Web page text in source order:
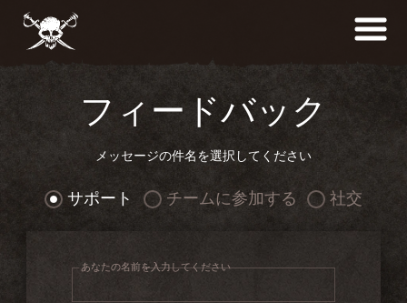
フィードバック
メッセージの件名を選択してください
サポート チームに参加する 社交
あなたの名前を入力してください